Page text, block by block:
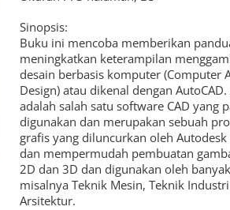
Sinopsis:
Buku ini mencoba memberikan
meningkatkan keterampilan
desain berbasis komputer (Computer
Design) atau dikenal dengan
adalah salah satu software CAD yang
digunakan dan merupakan sebuah
grafis yang diluncurkan oleh
dan mempermudah pembuatan
2D dan 3D dan digunakan oleh
misalnya Teknik Mesin, Teknik
Arsitektur.